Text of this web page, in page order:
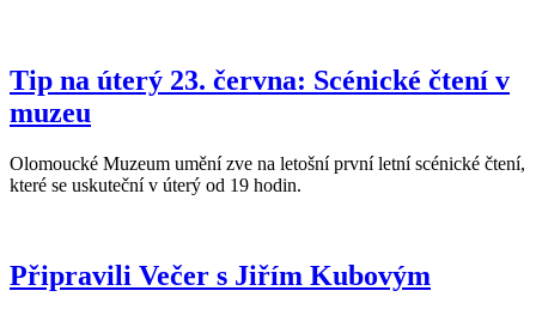
Tip na úterý 23. června: Scénické čtení v
muzeu
Olomoucké Muzeum umění zve na letošní první letní scénické čtení,
které se uskuteční v úterý od 19 hodin.
Připravili Večer s Jiřím Kubovým